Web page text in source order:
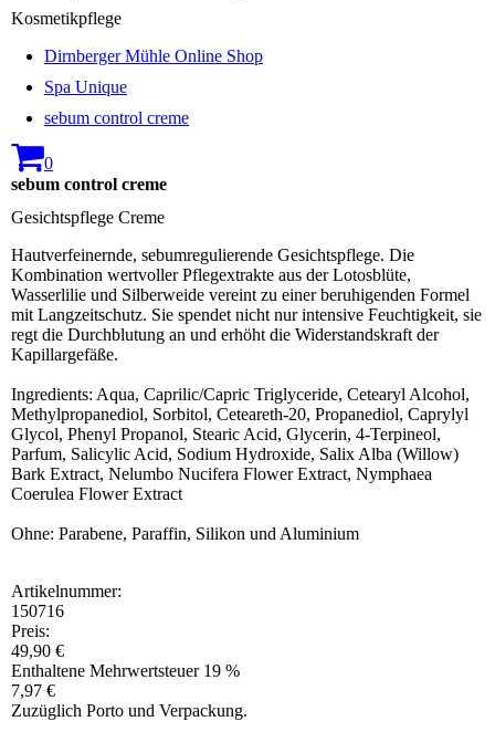
Kosmetikpflege
Dirnberger Mühle Online Shop
Spa Unique
sebum control creme
0
sebum control creme
Gesichtspflege Creme
Hautverfeinernde, sebumregulierende Gesichtspflege. Die
Kombination wertvoller Pflegextrakte aus der Lotosblüte,
Wasserlilie und Silberweide vereint zu einer beruhigenden Formel
mit Langzeitschutz. Sie spendet nicht nur intensive Feuchtigkeit, sie
regt die Durchblutung an und erhöht die Widerstandskraft der
Kapillargefäße.
Ingredients: Aqua, Caprilic/Capric Triglyceride, Cetearyl Alcohol,
Methylpropanediol, Sorbitol, Ceteareth-20, Propanediol, Caprylyl
Glycol, Phenyl Propanol, Stearic Acid, Glycerin, 4-Terpineol,
Parfum, Salicylic Acid, Sodium Hydroxide, Salix Alba (Willow)
Bark Extract, Nelumbo Nucifera Flower Extract, Nymphaea
Coerulea Flower Extract
Ohne: Parabene, Paraffin, Silikon und Aluminium
Artikelnummer:
150716
Preis:
49,90 €
Enthaltene Mehrwertsteuer 19 %
7,97 €
Zuzüglich Porto und Verpackung.